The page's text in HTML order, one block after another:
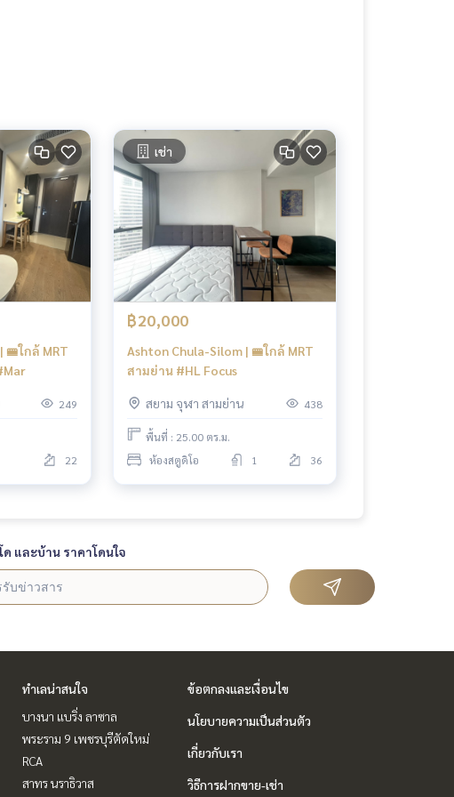
ใกล้ MRT
249
22
เช่า
฿20,000
Ashton Chula-Silom | 🚝ใกล้ MRT
สามย่าน #HL Focus
สยาม จุฬา สามย่าน 438
พื้นที่ : 25.00 ตร.ม.
ห้องสตูดิโอ
1 36
และบ้าน ราคาโดนใจ
ทำเลน่าสนใจ
บางนา แบริ่ง ลาซาล
พระราม 9 เพชรบุรีตัดใหม่
RCA
สาทร นราธิวาส
ข้อตกลงและเงื่อนไข
นโยบายความเป็นส่วนตัว
เกี่ยวกับเรา
วิธีการฝากขาย-เช่า